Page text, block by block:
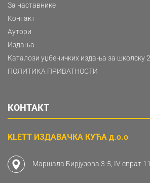
За наставнике
Контакт
Аутори
Издања
Каталози уџбеничких издања за школску
ПОЛИТИКА ПРИВАТНОСТИ
КОНТАКТ
KLETT ИЗДАВАЧКА КУЋА д.о.о
Маршала Бирјузова 3-5, IV спрат